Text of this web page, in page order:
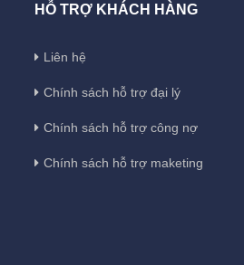
HỖ TRỢ KHÁCH HÀNG
Liên hệ
Chính sách hỗ trợ đại lý
Chính sách hỗ trợ công nợ
Chính sách hỗ trợ maketing